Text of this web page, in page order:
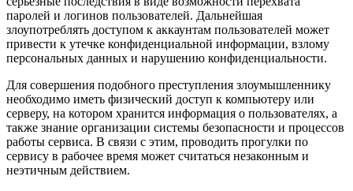
паролей и логинов пользователей. Дальнейшая
злоупотреблять доступом к аккаунтам пользователей может
привести к утечке конфиденциальной информации, взлому
персональных данных и нарушению конфиденциальности.
Для совершения подобного преступления злоумышленнику
необходимо иметь физический доступ к компьютеру или
серверу, на котором хранится информация о пользователях, а
также знание организации системы безопасности и процессов
работы сервиса. В связи с этим, проводить прогулки по
сервису в рабочее время может считаться незаконным и
неэтичным действием.